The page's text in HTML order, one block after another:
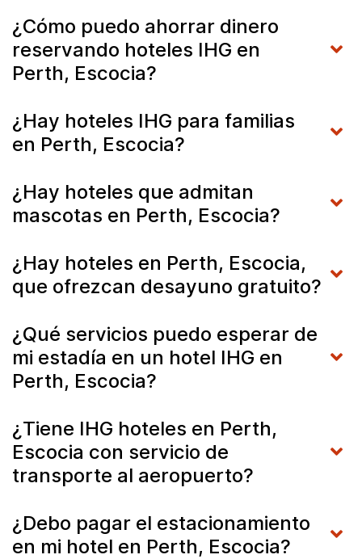
¿Cómo puedo ahorrar dinero
reservando hoteles IHG en
Perth, Escocia?
¿Hay hoteles IHG para familias
en Perth, Escocia?
¿Hay hoteles que admitan
mascotas en Perth, Escocia?
¿Hay hoteles en Perth, Escocia,
que ofrezcan desayuno gratuito?
¿Qué servicios puedo esperar de
mi estadía en un hotel IHG en
Perth, Escocia?
¿Tiene IHG hoteles en Perth,
Escocia con servicio de
transporte al aeropuerto?
¿Debo pagar el estacionamiento
en mi hotel en Perth, Escocia?